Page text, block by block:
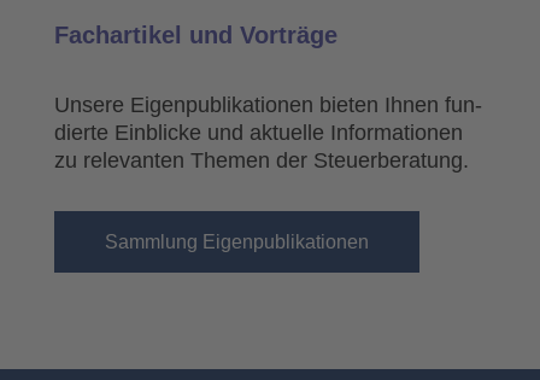
Fach­ar­ti­kel und Vor­trä­ge
Unse­re Eigen­pu­bli­ka­tio­nen bie­ten Ihnen fun­
dier­te Ein­bli­cke und aktu­el­le Infor­ma­tio­nen
zu rele­van­ten The­men der Steu­er­be­ra­tung.
Samm­lung Eigen­pu­bli­ka­tio­nen